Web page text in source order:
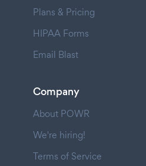
Plans & Pricing
HIPAA Forms
Email Blast
Company
About POWR
We're hiring!
Terms of Service